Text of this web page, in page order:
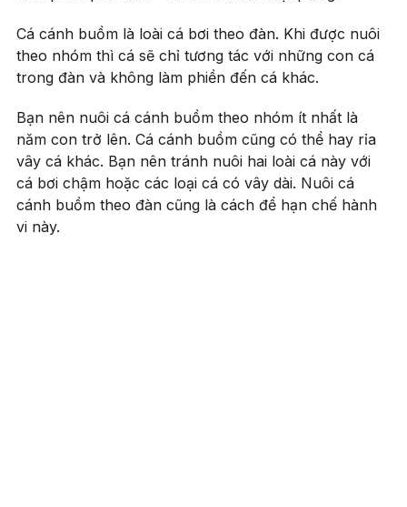
Cá cánh buồm là loài cá bơi theo đàn. Khi được nuôi
theo nhóm thì cá sẽ chỉ tương tác với những con cá
trong đàn và không làm phiền đến cá khác.
Bạn nên nuôi cá cánh buồm theo nhóm ít nhất là
năm con trở lên. Cá cánh buồm cũng có thể hay rỉa
vây cá khác. Bạn nên tránh nuôi hai loài cá này với
cá bơi chậm hoặc các loại cá có vây dài. Nuôi cá
cánh buồm theo đàn cũng là cách để hạn chế hành
vi này.